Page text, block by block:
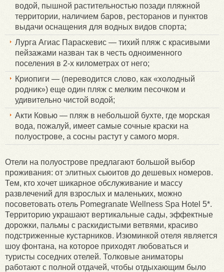
водой, пышной растительностью позади пляжной
территории, наличием баров, ресторанов и пунктов
выдачи оснащения для водных видов спорта;
Лурга Агиас Параскевис — тихий пляж с красивыми
пейзажами назван так в честь одноименного
поселения в 2-х километрах от него;
Криопиги — (переводится слово, как «холодный
родник») еще один пляж с мелким песочком и
удивительно чистой водой;
Акти Ковью — пляж в небольшой бухте, где морская
вода, пожалуй, имеет самые сочные краски на
полуострове, а сосны растут у самого моря.
Отели на полуострове предлагают большой выбор
проживания: от элитных сьюитов до дешевых номеров.
Тем, кто хочет шикарное обслуживание и массу
развлечений для взрослых и маленьких, можно
посоветовать отель Pomegranate Wellness Spa Hotel 5*.
Территорию украшают вертикальные сады, эффектные
дорожки, пальмы с раскидистыми ветвями, красиво
подстриженные кустарников. Изюминкой отеля является
шоу фонтана, на которое приходят любоваться и
туристы соседних отелей. Толковые аниматоры
работают с полной отдачей, чтобы отдыхающим было